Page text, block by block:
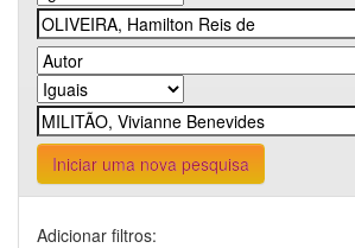
Iniciar uma nova pesquisa
Adicionar filtros: